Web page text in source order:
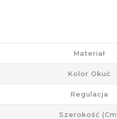
Materiał
Kolor Okuć
Regulacja
Szerokość